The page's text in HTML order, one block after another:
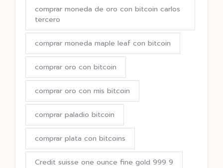
comprar moneda de oro con bitcoin carlos
tercero
comprar moneda maple leaf con bitcoin
comprar oro con bitcoin
comprar oro con mis bitcoin
comprar paladio bitcoin
comprar plata con bitcoins
Credit suisse one ounce fine gold 999 9